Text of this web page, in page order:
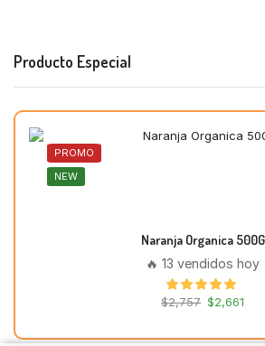
Producto Especial
PROMO
NEW
Naranja Organica 500G
🔥 13 vendidos hoy
$2,757 $2,661